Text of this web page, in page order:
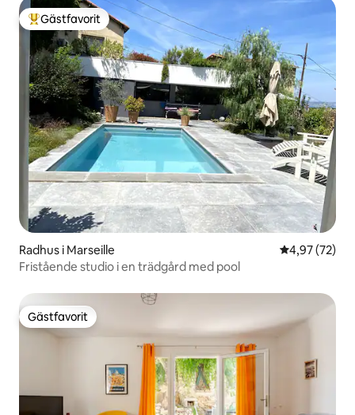
Populär gästfavorit
Gästfavorit
Radhus i Marseille 4,97 av 5 i
4,97 (72)
Fristående studio i en trädgård med pool
Gästfavorit
Gästfavorit